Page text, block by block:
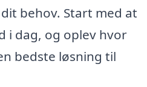
behov. Start med at
i dag, og oplev hvor
bedste løsning til